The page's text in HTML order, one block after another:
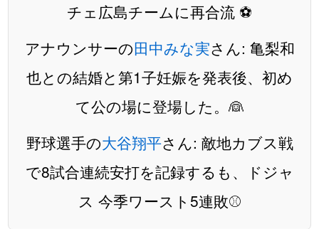
チェ広島チームに再合流 ⚽️
アナウンサーの田中みな実さん: 亀梨和
也との結婚と第1子妊娠を発表後、初め
て公の場に登場した。👰
野球選手の大谷翔平さん: 敵地カブス戦
で8試合連続安打を記録するも、ドジャ
ス 今季ワースト5連敗⚾️